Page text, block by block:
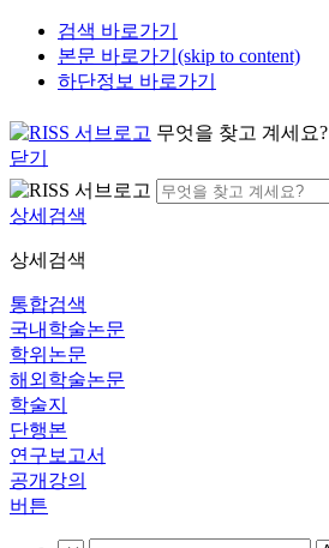
검색 바로가기
본문 바로가기(skip to content)
하단정보 바로가기
무엇을 찾고 계세요?
닫기
상세검색
상세검색
통합검색
국내학술논문
학위논문
해외학술논문
학술지
단행본
연구보고서
공개강의
버튼